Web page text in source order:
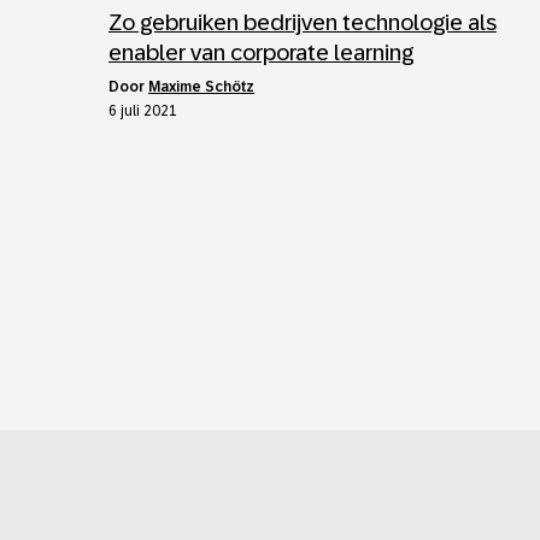
Zo gebruiken bedrijven technologie als
enabler van corporate learning
door Maxime Schötz
6 juli 2021